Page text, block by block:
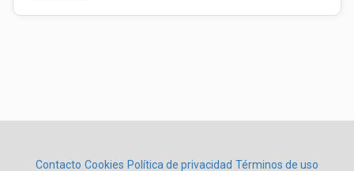
Contacto Cookies Política de privacidad Términos de uso